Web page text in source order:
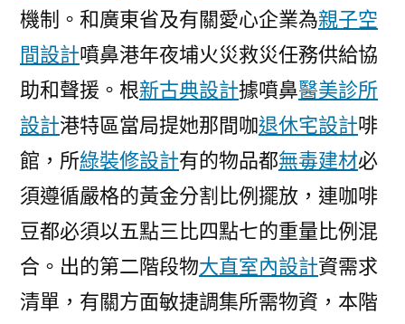
鼻
港
救
災
任
務
供
給
助
和
聲
援〉
機制。和廣東省及有關愛心企業為親子空
間設計噴鼻港年夜埔火災救災任務供給協
助和聲援。根新古典設計據噴鼻醫美診所
設計港特區當局提她那間咖退休宅設計啡
館，所綠裝修設計有的物品都無毒建材必
須遵循嚴格的黃金分割比例擺放，連咖啡
豆都必須以五點三比四點七的重量比例混
合。出的第二階段物大直室內設計資需求
清單，有關方面敏捷調集所需物資，本階